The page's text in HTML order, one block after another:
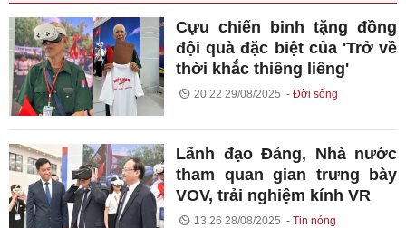
Cựu chiến binh tặng đồng
đội quà đặc biệt của 'Trở về
thời khắc thiêng liêng'
20:22 29/08/2025 Đời sống
Lãnh đạo Đảng, Nhà nước
tham quan gian trưng bày
VOV, trải nghiệm kính VR
13:26 28/08/2025 Tin nóng